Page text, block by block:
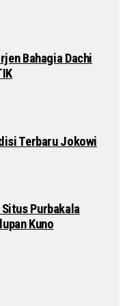
Bahagia Dachi
Terbaru Jokowi
Purbakala
Kuno